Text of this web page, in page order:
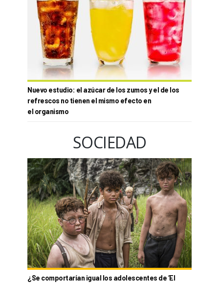
Nuevo estudio: el azúcar de los zumos y el de los
refrescos no tienen el mismo efecto en
el organismo
SOCIEDAD
¿Se comportarían igual los adolescentes de ‘El